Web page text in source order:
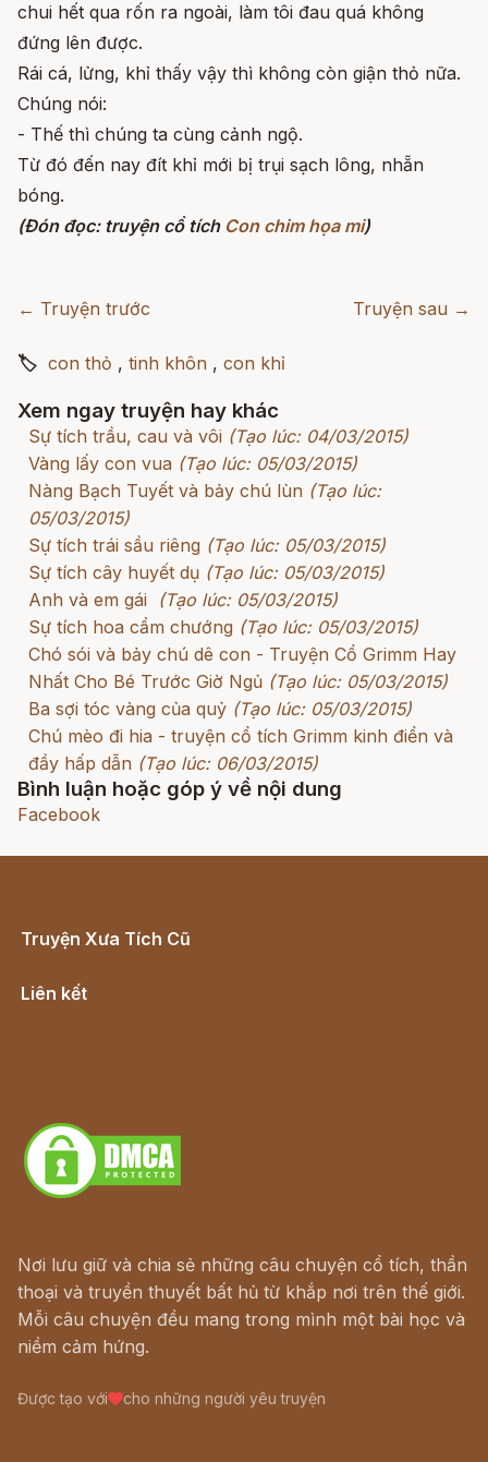
chui hết qua rốn ra ngoài, làm tôi đau quá không
đứng lên được.
Rái cá, lửng, khỉ thấy vậy thì không còn giận thỏ nữa.
Chúng nói:
- Thế thì chúng ta cùng cảnh ngộ.
Từ đó đến nay đít khỉ mới bị trụi sạch lông, nhẵn
bóng.
(Đón đọc: truyện cổ tích Con chim họa mi)
← Truyện trước Truyện sau →
🏷 con thỏ , tinh khôn , con khỉ
Xem ngay truyện hay khác
Sự tích trầu, cau và vôi (Tạo lúc: 04/03/2015)
Vàng lấy con vua (Tạo lúc: 05/03/2015)
Nàng Bạch Tuyết và bảy chú lùn (Tạo lúc:
05/03/2015)
Sự tích trái sầu riêng (Tạo lúc: 05/03/2015)
Sự tích cây huyết dụ (Tạo lúc: 05/03/2015)
Anh và em gái
(Tạo lúc: 05/03/2015)
Sự tích hoa cẩm chướng (Tạo lúc: 05/03/2015)
Chó sói và bảy chú dê con - Truyện Cổ Grimm Hay
Nhất Cho Bé Trước Giờ Ngủ (Tạo lúc: 05/03/2015)
Ba sợi tóc vàng của quỷ (Tạo lúc: 05/03/2015)
Chú mèo đi hia - truyện cổ tích Grimm kinh điển và
đầy hấp dẫn (Tạo lúc: 06/03/2015)
Bình luận hoặc góp ý về nội dung
Facebook
Truyện Xưa Tích Cũ
Liên kết
Nơi lưu giữ và chia sẻ những câu chuyện cổ tích, thần
thoại và truyền thuyết bất hủ từ khắp nơi trên thế giới.
Mỗi câu chuyện đều mang trong mình một bài học và
niềm cảm hứng.
Được tạo với cho những người yêu truyện